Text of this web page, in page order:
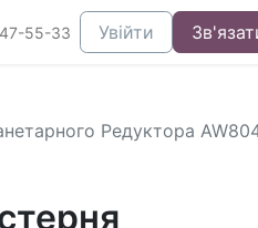
55-33 Увійти
Редуктора